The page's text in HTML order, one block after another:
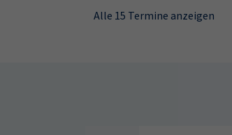
Alle 15 Termine anzeigen